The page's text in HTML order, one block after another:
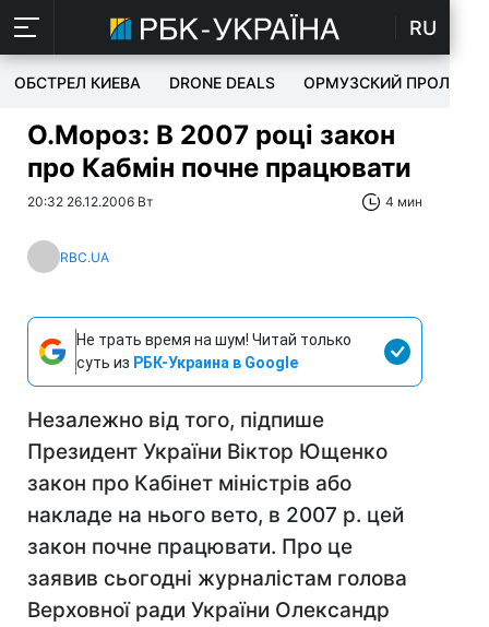
RU
ОБСТРЕЛ КИЕВА DRONE DEALS ОРМУЗСКИЙ ПРОЛИВ
О.Мороз: В 2007 році закон
про Кабмін почне працювати
20:32 26.12.2006 Вт 4 мин
RBC.UA
Не трать время на шум! Читай только
суть из РБК-Украина в Google
Незалежно від того, підпише
Президент України Віктор Ющенко
закон про Кабінет міністрів або
накладе на нього вето, в 2007 р. цей
закон почне працювати. Про це
заявив сьогодні журналістам голова
Верховної ради України Олександр